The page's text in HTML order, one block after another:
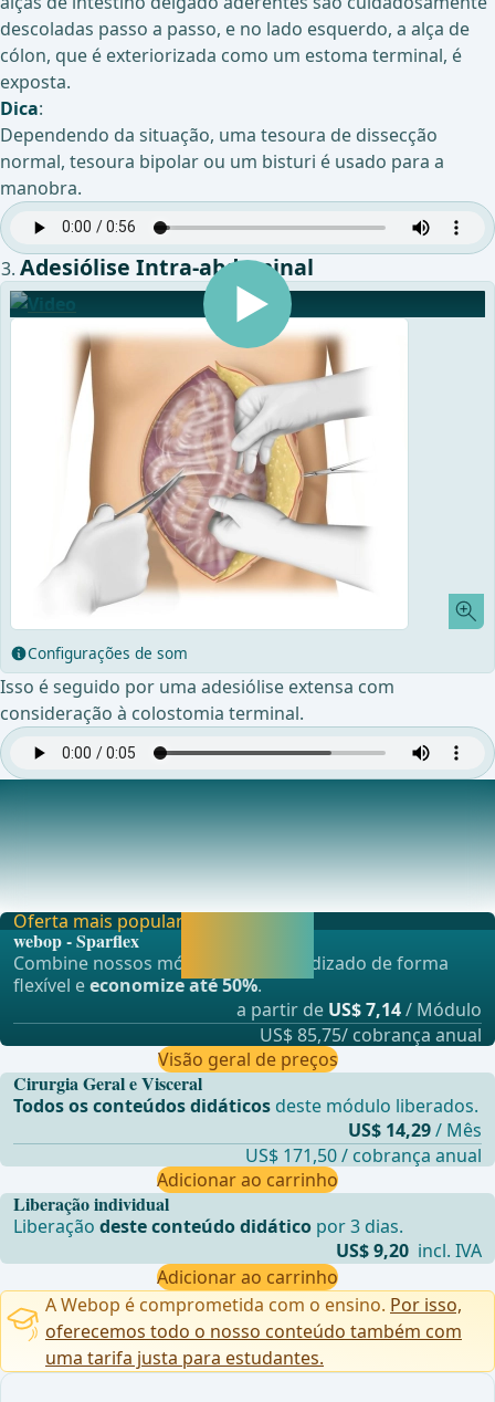
descoladas passo a passo, e no lado esquerdo, a alça de
cólon, que é exteriorizada como um estoma terminal, é
exposta.
Dica:
Dependendo da situação, uma tesoura de dissecção
normal, tesoura bipolar ou um bisturi é usado para a
manobra.
Adesiólise Intra-abdominal
Configurações de som
Isso é seguido por uma adesiólise extensa com
consideração à colostomia terminal.
Conclusão da Excisão da Pele e do Saco Herniário
A cicatriz e a malha antiga, bem como as
por&#xE7;&#xF5;es excessivas do saco herni&#xE1;rio,
s&#xE
Liberação individual
Liberaçãodeste conteúdo didático por 3 dias.
US$ 9,20 incl. IVA
Adicionar ao carrinho
Oferta mais popular
webop - Sparflex
Combine nossos módulos de aprendizado de forma
flexível eeconomize até 50%.
a partir de US$ 7,14/ Módulo
US$ 85,75/ cobrança anual
Visão geral de preços
Cirurgia Geral e Visceral
Todos os conteúdos didáticos deste módulo liberados.
US$ 14,29/ Mês
US$ 171,50 / cobrança anual
Adicionar ao carrinho
A Webop é comprometida com o ensino. Por isso,
oferecemos todo o nosso conteúdo também com
uma tarifa justa para estudantes.